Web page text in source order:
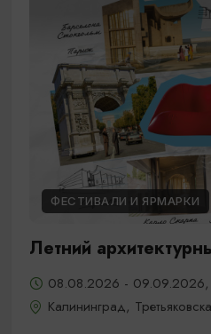
ФЕСТИВАЛИ И ЯРМАРКИ
Летний
08.08.2026 -
Калининград,